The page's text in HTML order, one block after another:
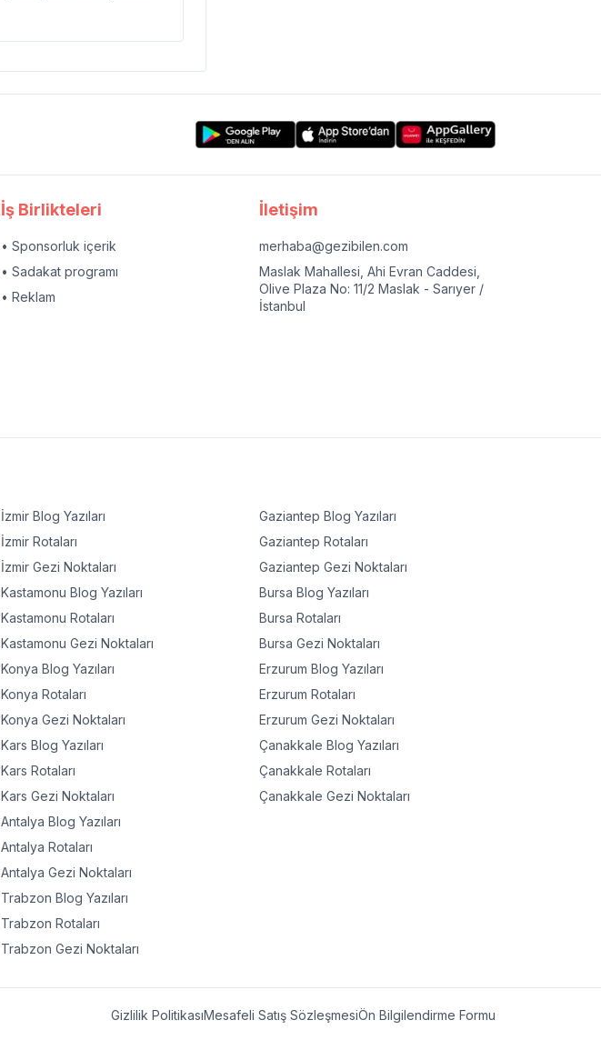
İş Birlikteleri
• Sponsorluk içerik
• Sadakat programı
• Reklam
İletişim
merhaba@gezibilen.com
Maslak Mahallesi, Ahi Evran Caddesi,
Olive Plaza No: 11/2 Maslak - Sarıyer /
İstanbul
İzmir Blog Yazıları
İzmir Rotaları
İzmir Gezi Noktaları
Kastamonu Blog Yazıları
Kastamonu Rotaları
Kastamonu Gezi Noktaları
Konya Blog Yazıları
Konya Rotaları
Konya Gezi Noktaları
Kars Blog Yazıları
Kars Rotaları
Kars Gezi Noktaları
Antalya Blog Yazıları
Antalya Rotaları
Antalya Gezi Noktaları
Trabzon Blog Yazıları
Trabzon Rotaları
Trabzon Gezi Noktaları
Gaziantep Blog Yazıları
Gaziantep Rotaları
Gaziantep Gezi Noktaları
Bursa Blog Yazıları
Bursa Rotaları
Bursa Gezi Noktaları
Erzurum Blog Yazıları
Erzurum Rotaları
Erzurum Gezi Noktaları
Çanakkale Blog Yazıları
Çanakkale Rotaları
Çanakkale Gezi Noktaları
Gizlilik PolitikasıMesafeli Satış SözleşmesiÖn Bilgilendirme Formu